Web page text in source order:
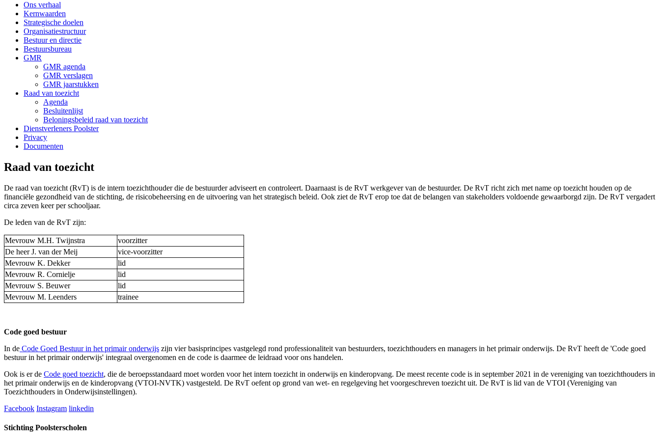
Ons verhaal
Kernwaarden
Strategische doelen
Organisatiestructuur
Bestuur en directie
Bestuursbureau
GMR
GMR agenda
GMR verslagen
GMR jaarstukken
Raad van toezicht
Agenda
Besluitenlijst
Beloningsbeleid raad van toezicht
Dienstverleners Poolster
Privacy
Documenten
Raad van toezicht
De raad van toezicht (RvT) is de intern toezichthouder die de bestuurder adviseert en controleert. Daarnaast is de RvT werkgever van de bestuurder. De RvT richt zich met name op toezicht houden op de
financiële gezondheid van de stichting, de risicobeheersing en de uitvoering van het strategisch beleid. Ook ziet de RvT erop toe dat de belangen van stakeholders voldoende gewaarborgd zijn. De RvT vergadert
circa zeven keer per schooljaar.
De leden van de RvT zijn:
Mevrouw M.H. Twijnstra
voorzitter
De heer J. van der Meij
vice-voorzitter
Mevrouw K. Dekker
lid
Mevrouw R. Cornielje
lid
Mevrouw S. Beuwer
lid
Mevrouw M. Leenders
trainee
Code goed bestuur
In de Code Goed Bestuur in het primair onderwijs zijn vier basisprincipes vastgelegd rond professionaliteit van bestuurders, toezichthouders en managers in het primair onderwijs. De RvT heeft de 'Code goed
bestuur in het primair onderwijs' integraal overgenomen en de code is daarmee de leidraad voor ons handelen.
Ook is er de Code goed toezicht, die de beroepsstandaard moet worden voor het intern toezicht in onderwijs en kinderopvang. De meest recente code is in september 2021 in de vereniging van toezichthouders in
het primair onderwijs en de kinderopvang (VTOI-NVTK) vastgesteld. De RvT oefent op grond van wet- en regelgeving het voorgeschreven toezicht uit. De RvT is lid van de VTOI (Vereniging van
Toezichthouders in Onderwijsinstellingen).
Facebook Instagram linkedin
Stichting Poolsterscholen